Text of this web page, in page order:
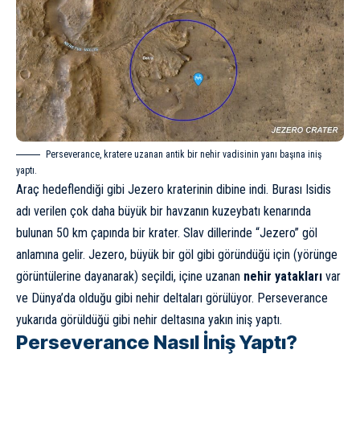
Perseverance, kratere uzanan antik bir nehir vadisinin yanı başına iniş
yaptı.
Araç hedeflendiği gibi Jezero kraterinin dibine indi. Burası Isidis
adı verilen çok daha büyük bir havzanın kuzeybatı kenarında
bulunan 50 km çapında bir krater. Slav dillerinde “Jezero” göl
anlamına gelir. Jezero, büyük bir göl gibi göründüğü için (yörünge
görüntülerine dayanarak) seçildi, içine uzanan nehir yatakları var
ve Dünya’da olduğu gibi nehir deltaları görülüyor. Perseverance
yukarıda görüldüğü gibi nehir deltasına yakın iniş yaptı.
Perseverance Nasıl İniş Yaptı?